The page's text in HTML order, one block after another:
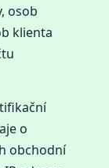
osob
klienta
o
obchodní